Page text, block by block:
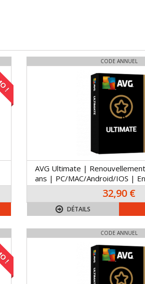
!
CODE ANNUEL
AVG Ultimate |
ans | PC/MAC/Android/IOS |
32,90 €
DÉTAILS
!
CODE ANNUEL